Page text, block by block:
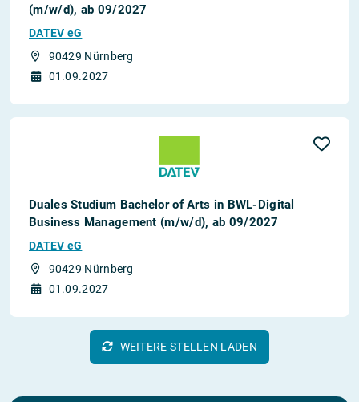
(m/w/d), ab 09/2027
DATEV eG
90429 Nürnberg
01.09.2027
Duales Studium Bachelor of Arts in BWL-Digital
Business Management (m/w/d), ab 09/2027
DATEV eG
90429 Nürnberg
01.09.2027
WEITERE STELLEN LADEN